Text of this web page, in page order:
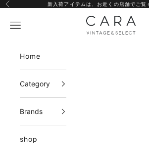
コンテンツへスキップ
前へ 新入荷アイテムは、 お近くの店舗でご覧
CARA
メニュー
Home
Category
Brands
shop